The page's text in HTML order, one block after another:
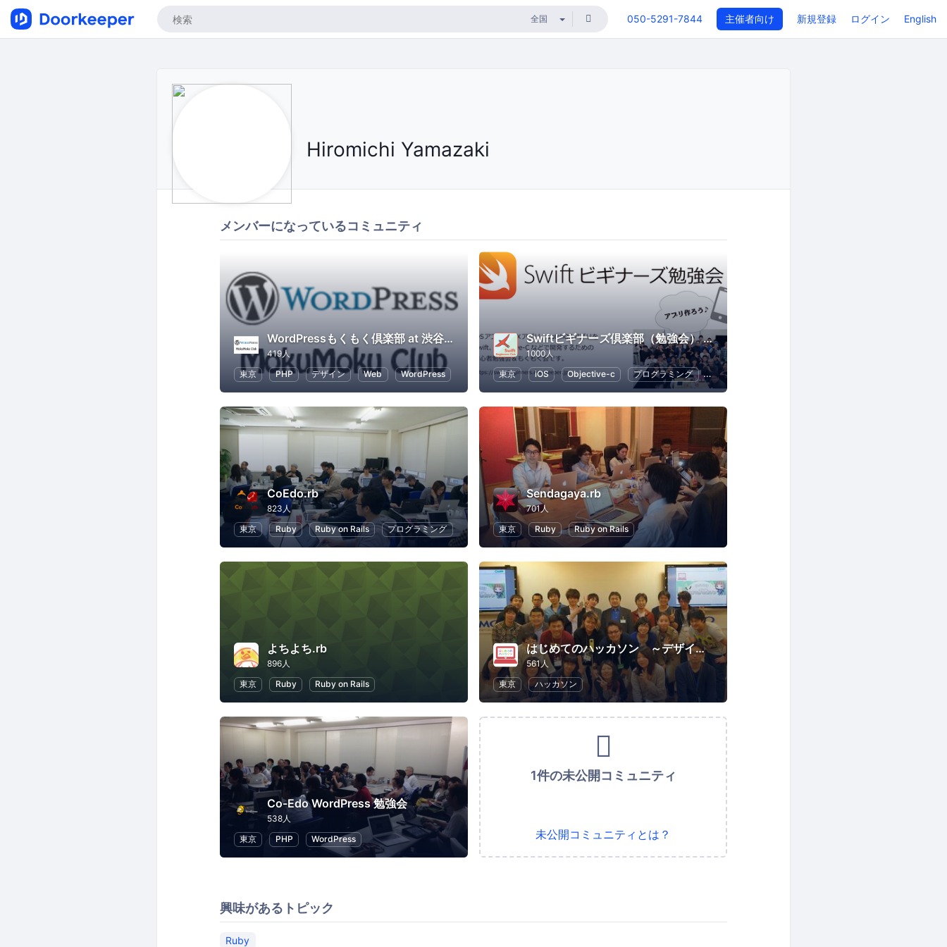
050-5291-7844 主催者向け 新規登録 ログイン English
Hiromichi Yamazaki
メンバーになっているコミュニティ
WordPressもくもく倶楽部 at 渋谷 #wpmoku
419人
東京
PHP デザイン Web WordPress
Swiftビギナーズ倶楽部（勉強会） #swiftbg
1000人
東京
iOS Objective-c プログラミング Swift
CoEdo.rb
823人
東京
Ruby Ruby on Rails プログラミング
Sendagaya.rb
701人
東京
Ruby Ruby on Rails
よちよち.rb
896人
東京
Ruby Ruby on Rails
はじめてのハッカソン ～デザイナーからプログラマーまで～
561人
東京
ハッカソン
Co-Edo WordPress 勉強会
538人
東京
PHP WordPress
1件の未公開コミュニティ
未公開コミュニティとは？
興味があるトピック
Ruby